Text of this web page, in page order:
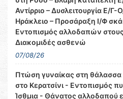
Αντίρριο – Δυσλειτουργία Ε/
Ηράκλειο – Προσάραξη Ι/Φ
Εντοπισμός αλλοδαπών
Διακομιδές ασθενώ
07/08/26
Πτώση γυναίκας στη
στο Κερατσίνι - Εντοπισμός
Ίσθμια - Θάνατος αλλοδαπού